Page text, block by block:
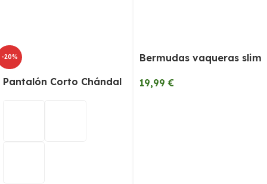
-20%
Pantalón Corto Chándal
Bermudas vaqueras slim
19,99€